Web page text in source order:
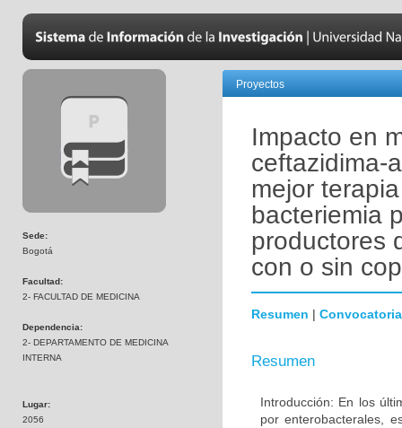
Sede:
Bogotá
Facultad:
2- FACULTAD DE MEDICINA
Dependencia:
2- DEPARTAMENTO DE MEDICINA
INTERNA
Lugar:
2056
Proyectos
Impacto en
ceftazidima-
mejor
bacteriemia
productores
con o sin
Resumen | Convocatoria
Resumen
Introducción: En los
por enterobacterales,